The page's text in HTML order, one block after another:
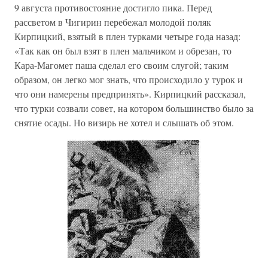
9 августа противостояние достигло пика. Перед
рассветом в Чигирин перебежал молодой поляк
Кирпицкий, взятый в плен турками четыре года назад:
«Так как он был взят в плен мальчиком и обрезан, то
Кара-Магомет паша сделал его своим слугой; таким
образом, он легко мог знать, что происходило у турок и
что они намерены предпринять». Кирпицкий рассказал,
что турки созвали совет, на котором большинство было за
снятие осады. Но визирь не хотел и слышать об этом.